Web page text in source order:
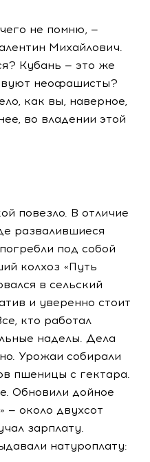
не помню, —
Михайлович.
Кубань — это же
неофашисты?
как вы, наверное,
во владении этой
повезло. В отличие
развалившиеся
под собой
колхоз «Путь
в сельский
и уверенно стоит
кто работал
наделы. Дела
Урожаи собирали
пшеницы с гектара.
Обновили дойное
— около двухсот
зарплату.
натуроплату: